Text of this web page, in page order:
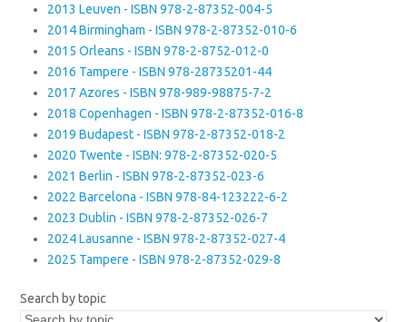
2013 Leuven - ISBN 978-2-87352-004-5
2014 Birmingham - ISBN 978-2-87352-010-6
2015 Orleans - ISBN 978-2-8752-012-0
2016 Tampere - ISBN 978-28735201-44
2017 Azores - ISBN 978-989-98875-7-2
2018 Copenhagen - ISBN 978-2-87352-016-8
2019 Budapest - ISBN 978-2-87352-018-2
2020 Twente - ISBN: 978-2-87352-020-5
2021 Berlin - ISBN 978-2-87352-023-6
2022 Barcelona - ISBN 978-84-123222-6-2
2023 Dublin - ISBN 978-2-87352-026-7
2024 Lausanne - ISBN 978-2-87352-027-4
2025 Tampere - ISBN 978-2-87352-029-8
Search by topic